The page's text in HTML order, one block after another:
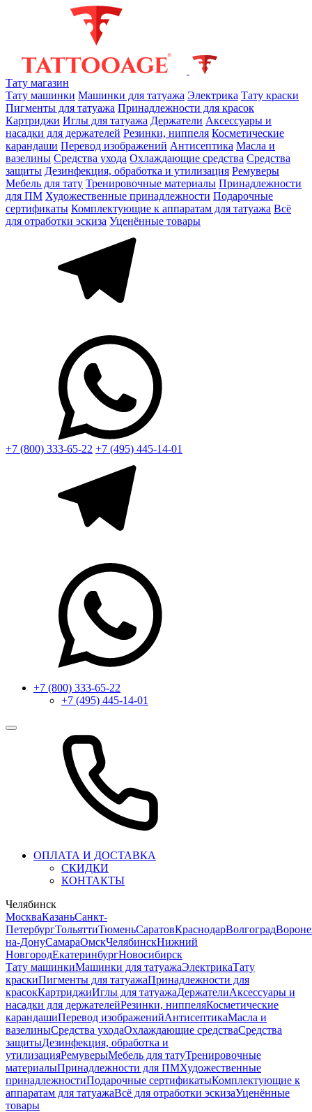
Тату магазин
Тату машинки Машинки для татуажа Электрика Тату краски
Пигменты для татуажа Принадлежности для красок
Картриджи Иглы для татуажа Держатели Аксессуары и
насадки для держателей Резинки, ниппеля Косметические
карандаши Перевод изображений Антисептика Масла и
вазелины Средства ухода Охлаждающие средства Средства
защиты Дезинфекция, обработка и утилизация Ремуверы
Мебель для тату Тренировочные материалы Принадлежности
для ПМ Художественные принадлежности Подарочные
сертификаты Комплектующие к аппаратам для татуажа Всё
для отработки эскиза Уценённые товары
+7 (800) 333-65-22 +7 (495) 445-14-01
+7 (800) 333-65-22
+7 (495) 445-14-01
ОПЛАТА И ДОСТАВКА
СКИДКИ
КОНТАКТЫ
Челябинск
МоскваКазаньСанкт-
ПетербургТольяттиТюменьСаратовКраснодарВолгоград
на-ДонуСамараОмскЧелябинскНижний
НовгородЕкатеринбургНовосибирск
Тату машинкиМашинки для татуажаЭлектрикаТату
краскиПигменты для татуажаПринадлежности для
красокКартриджиИглы для татуажаДержателиАксессуары и
насадки для держателейРезинки, ниппеляКосметические
карандашиПеревод изображенийАнтисептикаМасла и
вазелиныСредства уходаОхлаждающие средстваСредства
защитыДезинфекция, обработка и
утилизацияРемуверыМебель для татуТренировочные
материалыПринадлежности для ПМХудожественные
принадлежностиПодарочные сертификатыКомплектующие к
аппаратам для татуажаВсё для отработки эскизаУценённые
товары